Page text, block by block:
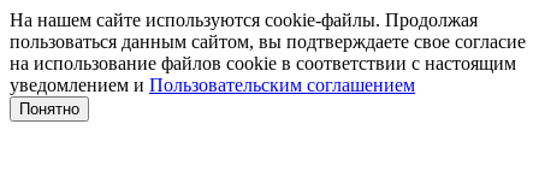
На нашем сайте используются cookie-файлы. Продолжая
пользоваться данным сайтом, вы подтверждаете свое согласие
на использование файлов cookie в соответствии с настоящим
уведомлением и Пользовательским соглашением
Понятно